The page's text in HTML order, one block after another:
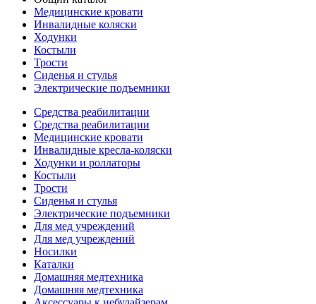
Медицинские кровати
Инвалидные коляски
Ходунки
Костыли
Трости
Сиденья и стулья
Электрические подъемники
Средства реабилитации
Средства реабилитации
Медицинские кровати
Инвалидные кресла-коляски
Ходунки и роллаторы
Костыли
Трости
Сиденья и стулья
Электрические подъемники
Для мед учреждений
Для мед учреждений
Носилки
Каталки
Домашняя медтехника
Домашняя медтехника